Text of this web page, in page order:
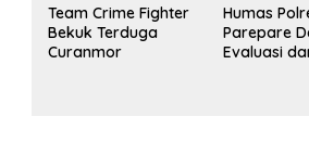
Team Crime Fighter
Bekuk Terduga
Curanmor
Humas
Parepare
Evaluasi